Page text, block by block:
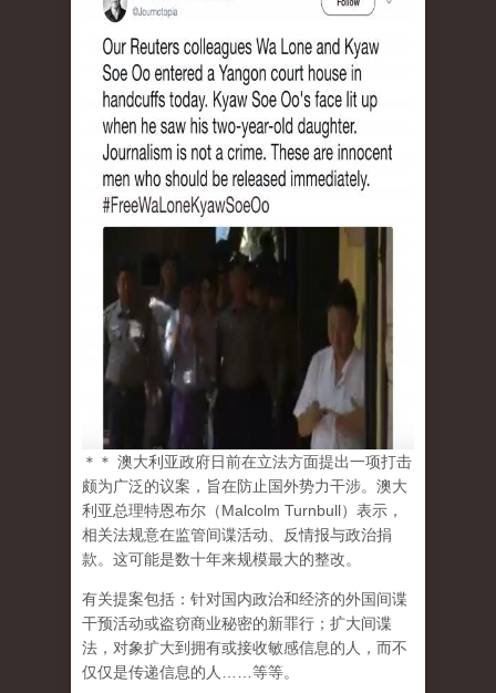
＊＊ 澳大利亚政府日前在立法方面提出一项打击
颇为广泛的议案，旨在防止国外势力干涉。澳大
利亚总理特恩布尔（Malcolm Turnbull）表示，
相关法规意在监管间谍活动、反情报与政治捐
款。这可能是数十年来规模最大的整改。
有关提案包括：针对国内政治和经济的外国间谍
干预活动或盗窃商业秘密的新罪行；扩大间谍
法，对象扩大到拥有或接收敏感信息的人，而不
仅仅是传递信息的人……等等。